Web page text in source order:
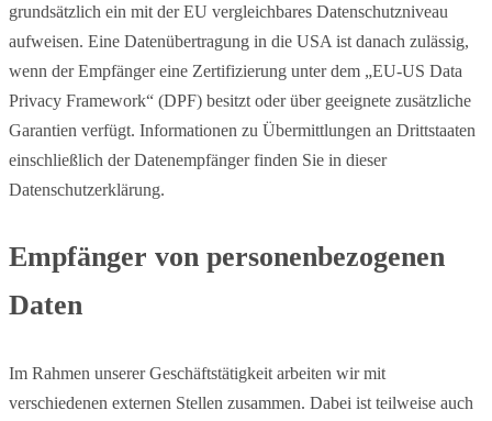
grundsätzlich ein mit der EU vergleichbares Datenschutzniveau
aufweisen. Eine Datenübertragung in die USA ist danach zulässig,
wenn der Empfänger eine Zertifizierung unter dem „EU-US Data
Privacy Framework“ (DPF) besitzt oder über geeignete zusätzliche
Garantien verfügt. Informationen zu Übermittlungen an Drittstaaten
einschließlich der Datenempfänger finden Sie in dieser
Datenschutzerklärung.
Empfänger von personenbezogenen
Daten
Im Rahmen unserer Geschäftstätigkeit arbeiten wir mit
verschiedenen externen Stellen zusammen. Dabei ist teilweise auch